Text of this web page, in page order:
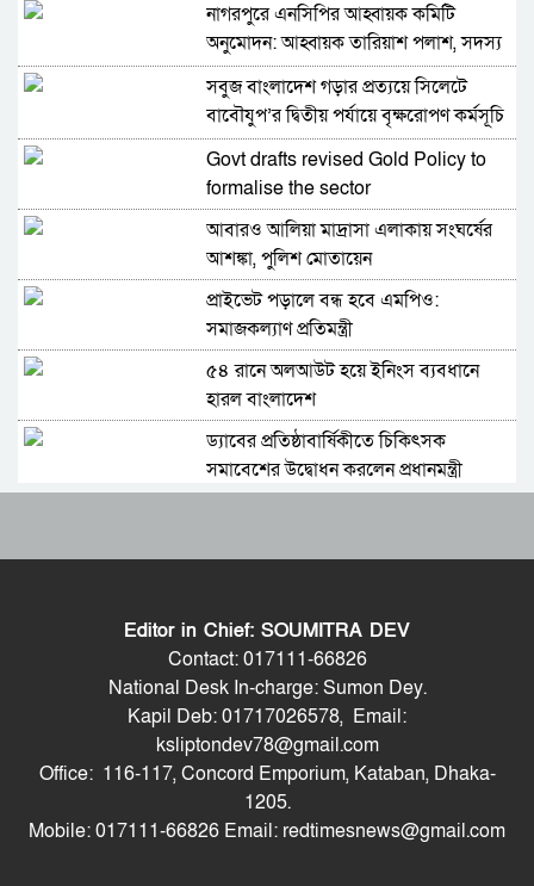
নাগরপুরে এনসিপির আহ্বায়ক কমিটি
অনুমোদন: আহ্বায়ক তারিয়াশ পলাশ, সদস্য
সচিব সরদার আশরাফ
সবুজ বাংলাদেশ গড়ার প্রত্যয়ে সিলেটে
বাবৌযুপ’র দ্বিতীয় পর্যায়ে বৃক্ষরোপণ কর্মসূচি
সম্পন্ন
Govt drafts revised Gold Policy to
formalise the sector
আবারও আলিয়া মাদ্রাসা এলাকায় সংঘর্ষের
আশঙ্কা, পুলিশ মোতায়েন
প্রাইভেট পড়ালে বন্ধ হবে এমপিও:
সমাজকল্যাণ প্রতিমন্ত্রী
৫৪ রানে অলআউট হয়ে ইনিংস ব্যবধানে
হারল বাংলাদেশ
ড্যাবের প্রতিষ্ঠাবার্ষিকীতে চিকিৎসক
সমাবেশের উদ্বোধন করলেন প্রধানমন্ত্রী
ভারত-চীনসহ ৫টি দেশের ওপর ১০০ শতাংশ
শুল্ক আরোপের বিল পাস মার্কিন সিনেটে
বিশ্বকাপে মেসিকে হত্যার হুমকি, ফাঁস হলো
ভয়ংকর নথি
সিলেট মিউজিক অ্যাসোসিয়েশন ২১
সদস্যবিশিষ্ট প্রতিষ্ঠাকালীন কমিটি ঘোষণা
Editor in Chief: SOUMITRA DEV
Contact: 017111-66826
National Desk In-charge: Sumon Dey.
Kapil Deb: 01717026578, Email:
ksliptondev78@gmail.com
Office: 116-117, Concord Emporium, Kataban, Dhaka-
1205.
Mobile: 017111-66826 Email: redtimesnews@gmail.com